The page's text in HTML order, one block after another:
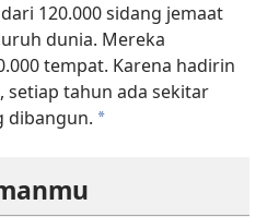
120.000 sidang jemaat
dunia. Mereka
tempat. Karena hadirin
tahun ada sekitar
dibangun. a